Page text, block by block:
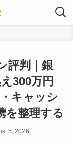
評判｜銀
300万円
キャッシ
を整理する
5, 2026